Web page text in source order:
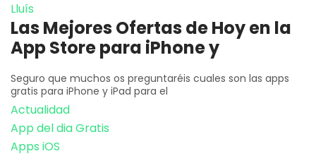
Lluís
Las Mejores Ofertas de Hoy en la
App Store para iPhone y
Seguro que muchos os preguntaréis cuales son las apps
gratis para iPhone y iPad para el
Actualidad
App del dia Gratis
Apps iOS